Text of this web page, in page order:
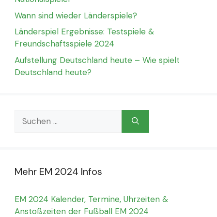
Wann sind wieder Länderspiele?
Länderspiel Ergebnisse: Testspiele &
Freundschaftsspiele 2024
Aufstellung Deutschland heute – Wie spielt
Deutschland heute?
Suchen
nach:
Mehr EM 2024 Infos
EM 2024 Kalender, Termine, Uhrzeiten &
Anstoßzeiten der Fußball EM 2024